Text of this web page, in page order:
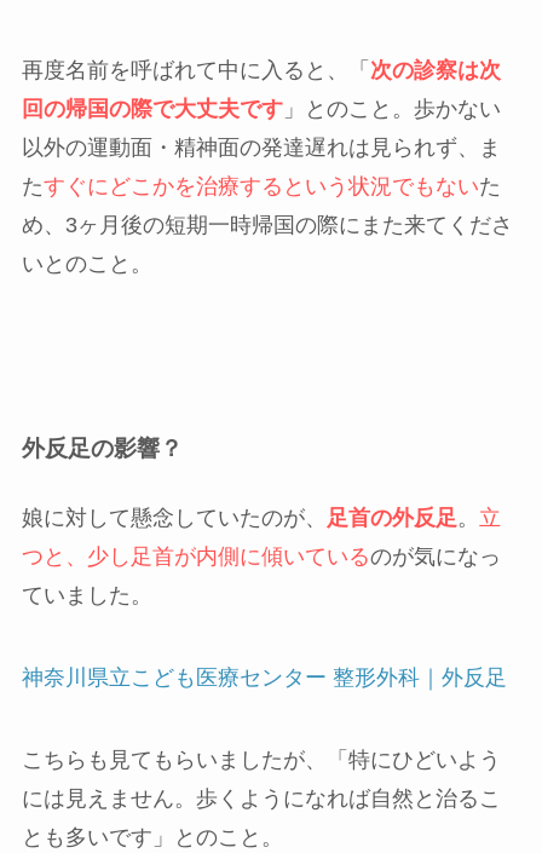
再度名前を呼ばれて中に入ると、「 次の診察は次
回の帰国の際で大丈夫です」とのこと。歩かない
以外の運動面・精神面の発達遅れは見られず、ま
たすぐにどこかを治療するという状況でもないた
め、3ヶ月後の短期一時帰国の際にまた来てくださ
いとのこと。
外反足の影響？
娘に対して懸念していたのが、 足首の外反足。 立
つと、少し足首が内側に傾いているのが気になっ
ていました。
神奈川県立こども医療センター 整形外科｜外反足
こちらも見てもらいましたが、「特にひどいよう
には見えません。歩くようになれば自然と治るこ
とも多いです」とのこと。